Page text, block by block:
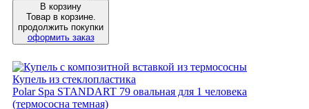
В корзину
Товар в корзине.
продолжить покупки
оформить заказ
Купель из стеклопластика
Polar Spa STANDART 79 овальная для 1 человека
(термососна темная)